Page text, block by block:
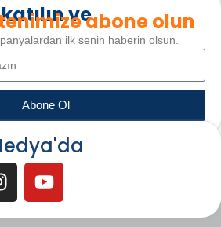
veabone olun
ilk senin haberin olsun.
Abone Ol